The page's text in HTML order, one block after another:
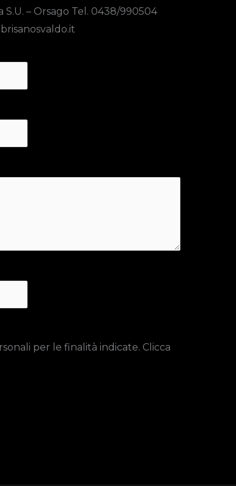
S.U. – Orsago Tel. 0438/990504
per le finalità indicate. Clicca